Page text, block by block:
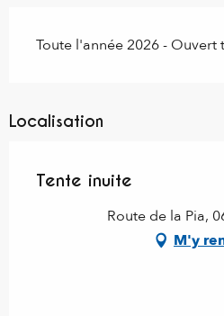
Toute l'année 2026 - Ouvert
Localisation
Tente inuite
Route de la Pia,
M'y